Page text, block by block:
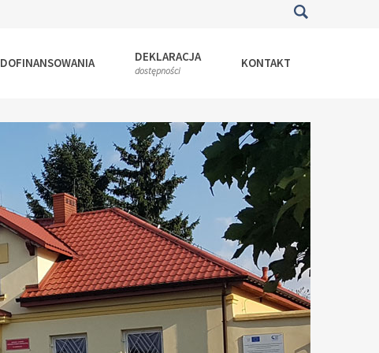
DOFINANSOWANIA DEKLARACJA
dostępności KONTAKT